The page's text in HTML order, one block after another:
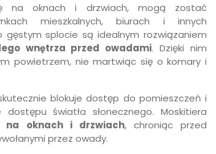
oknach i drzwiach, mogą zostać
mieszkalnych, biurach i innych
gęstym splocie są idealnym rozwiązaniem
wnętrza przed owadami. Dzięki nim
powietrzem, nie martwiąc się o komary i
blokuje dostęp do pomieszczeń i
światła słonecznego. Moskitiera
na oknach i drzwiach, chroniąc przed
przez owady.